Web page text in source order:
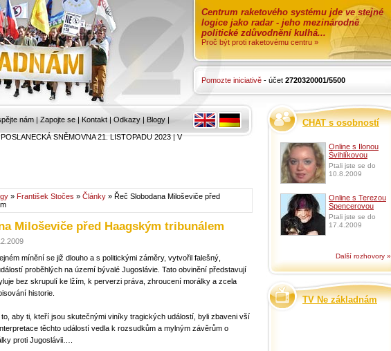
Centrum raketového systému jde ve stejné
logice jako radar - jeho mezinárodně
politické zdůvodnění kulhá...
Proč být proti raketovému centru »
Pomozte iniciativě - účet 2720320001/5500
nám | Zapojte se | Kontakt | Odkazy | Blogy |
SNĚMOVNA 21. LISTOPADU 2023|V
» František Stočes » Články » Řeč Slobodana Miloševiče před
Miloševiče před Haagským tribunálem
mínění se již dlouho a s politickými záměry, vytvořil falešný,
proběhlých na území bývalé Jugoslávie. Tato obvinění představují
bez skrupulí ke lžím, k perverzi práva, zhroucení morálky a zcela
historie.
aby ti, kteří jsou skutečnými viníky tragických událostí, byli zbaveni vší
těchto událostí vedla k rozsudkům a mylným závěrům o
proti Jugoslávii….
CHAT s osobností
Online s Ilonou
Švihlíkovou
Ptali jste se do
10.8.2009
Online s Terezou
Spencerovou
Ptali jste se do
17.4.2009
Další rozhovory »
TV Ne základnám